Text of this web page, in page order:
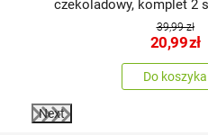
czekoladowy, komplet 2
39,99 zł
20,99zł
Do koszyka
Next